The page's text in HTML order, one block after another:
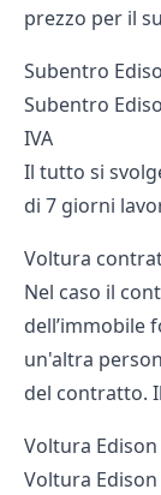
prezzo per il
Subentro
Subentro
IVA
Il tutto si
di 7 giorni
Voltura
Nel caso il
dell’immobile
un'altra
del contratto.
Voltura Edison
Voltura Edison